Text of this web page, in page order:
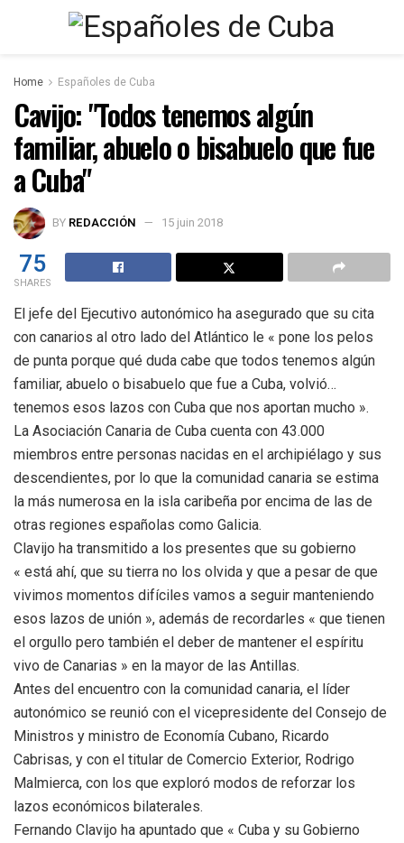
Home Españoles de Cuba
Cavijo: "Todos tenemos algún
familiar, abuelo o bisabuelo que fue
a Cuba"
BY REDACCIÓN 15 juin 2018
75
SHARES
El jefe del Ejecutivo autonómico ha asegurado que su cita
con canarios al otro lado del Atlántico le « pone los pelos
de punta porque qué duda cabe que todos tenemos algún
familiar, abuelo o bisabuelo que fue a Cuba, volvió…
tenemos esos lazos con Cuba que nos aportan mucho ».
La Asociación Canaria de Cuba cuenta con 43.000
miembros entre personas nacidas en el archipiélago y sus
descendientes, por lo que la comunidad canaria se estima
la más numerosa en la isla caribeña por encima de las de
otras regiones españolas como Galicia.
Clavijo ha transmitido a los presentes que su gobierno
« está ahí, que su tierra no los olvida y que a pesar de que
vivimos momentos difíciles vamos a seguir manteniendo
esos lazos de unión », además de recordarles « que tienen
el orgullo pero también el deber de mantener el espíritu
vivo de Canarias » en la mayor de las Antillas.
Antes del encuentro con la comunidad canaria, el líder
autonómico se reunió con el vicepresidente del Consejo de
Ministros y ministro de Economía Cubano, Ricardo
Cabrisas, y con el titular de Comercio Exterior, Rodrigo
Malmierca, con los que exploró modos de reforzar los
lazos económicos bilaterales.
Fernando Clavijo ha apuntado que « Cuba y su Gobierno